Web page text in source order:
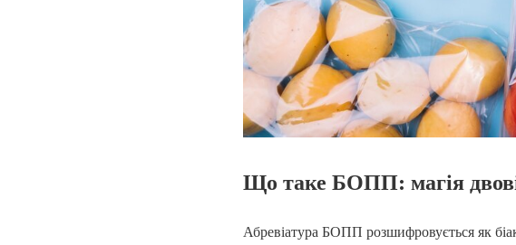
Що таке БОПП: магія
Абревіатура БОПП розшифровується як